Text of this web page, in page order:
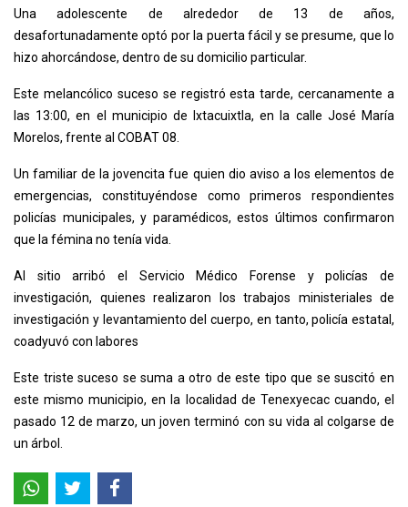
Una adolescente de alrededor de 13 de años,
desafortunadamente optó por la puerta fácil y se presume, que lo
hizo ahorcándose, dentro de su domicilio particular.
Este melancólico suceso se registró esta tarde, cercanamente a
las 13:00, en el municipio de Ixtacuixtla, en la calle José María
Morelos, frente al COBAT 08.
Un familiar de la jovencita fue quien dio aviso a los elementos de
emergencias, constituyéndose como primeros respondientes
policías municipales, y paramédicos, estos últimos confirmaron
que la fémina no tenía vida.
Al sitio arribó el Servicio Médico Forense y policías de
investigación, quienes realizaron los trabajos ministeriales de
investigación y levantamiento del cuerpo, en tanto, policía estatal,
coadyuvó con labores
Este triste suceso se suma a otro de este tipo que se suscitó en
este mismo municipio, en la localidad de Tenexyecac cuando, el
pasado 12 de marzo, un joven terminó con su vida al colgarse de
un árbol.